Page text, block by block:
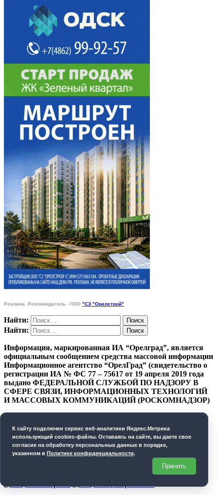
Реклама. Рекламодатель - ПАО "СЗ "Орелстрой"
Найти:
Найти:
Информация, маркированная ИА “Орелград”, является
официальным сообщением средства массовой информации
Информационное агентство “ОрелГрад” (свидетельство о
регистрации ИА № ФС 77 – 75617 от 19 апреля 2019 года
выдано ФЕДЕРАЛЬНОЙ СЛУЖБОЙ ПО НАДЗОРУ В
СФЕРЕ СВЯЗИ, ИНФОРМАЦИОННЫХ ТЕХНОЛОГИЙ
И МАССОВЫХ КОММУНИКАЦИЙ (РОСКОМНАДЗОР)
СОГЛАСИЕ НА ОБРАБОТКУ ПЕРСОНАЛЬНЫХ
ДАННЫХ
К cайту подключен сервис веб-аналитики Яндекс.Метрика
использующий cookies-файлы. Оставаясь на сайте, вы даете свое
согласие на обработку персональных данных в порядке,
указанном в Политике конфиденциальности.
Принять